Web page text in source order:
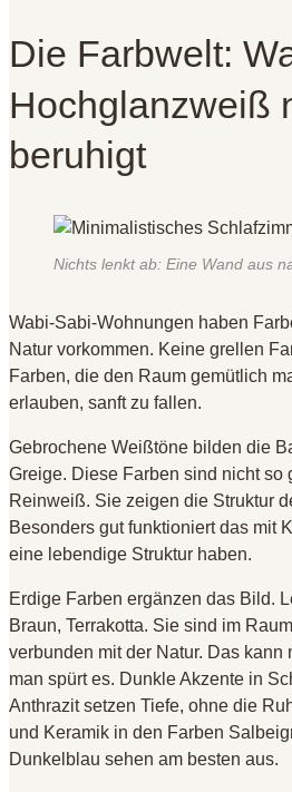
Die Farbwelt:
Hochglanzweiß
beruhigt
Nichts lenkt ab: Eine Wand aus
Wabi-Sabi-Wohnungen haben
Natur vorkommen. Keine grellen
Farben, die den Raum gemütlich
erlauben, sanft zu fallen.
Gebrochene Weißtöne bilden die
Greige. Diese Farben sind nicht so
Reinweiß. Sie zeigen die Struktur
Besonders gut funktioniert das mit
eine lebendige Struktur haben.
Erdige Farben ergänzen das Bild.
Braun, Terrakotta. Sie sind im
verbunden mit der Natur. Das kann
man spürt es. Dunkle Akzente in
Anthrazit setzen Tiefe, ohne die
und Keramik in den Farben
Dunkelblau sehen am besten aus.